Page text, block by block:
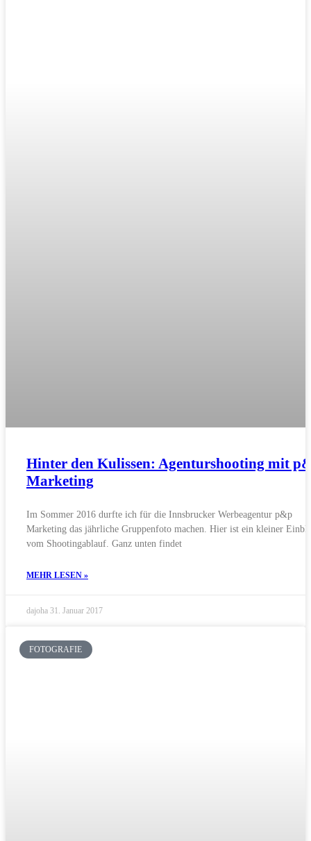
Hinter den Kulissen: Agenturshooting mit
Marketing
Im Sommer 2016 durfte ich für die Innsbrucker Werbeagentur p&p
Marketing das jährliche Gruppenfoto machen. Hier ist ein kleiner
vom Shootingablauf. Ganz unten findet
MEHR LESEN »
dajoha 31. Januar 2017
FOTOGRAFIE